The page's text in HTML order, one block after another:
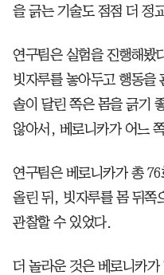
을 긁는 기술도 점점 더 정
연구팀은 실험을 진행해봤
빗자루를 놓아두고 행동을
솔이 달린 쪽은 몸을 긁기
않아서, 베로니카가 어느
연구팀은 베로니카가 총
올린 뒤, 빗자루를 몸 뒤쪽
관찰할 수 있었다.
더 놀라운 것은 베로니카가